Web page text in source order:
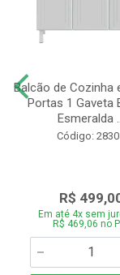
Balcão de Cozinha
Portas 1 Gaveta
Esmeralda
Código:
R$
Em até 4x sem
R$ 469,06 no